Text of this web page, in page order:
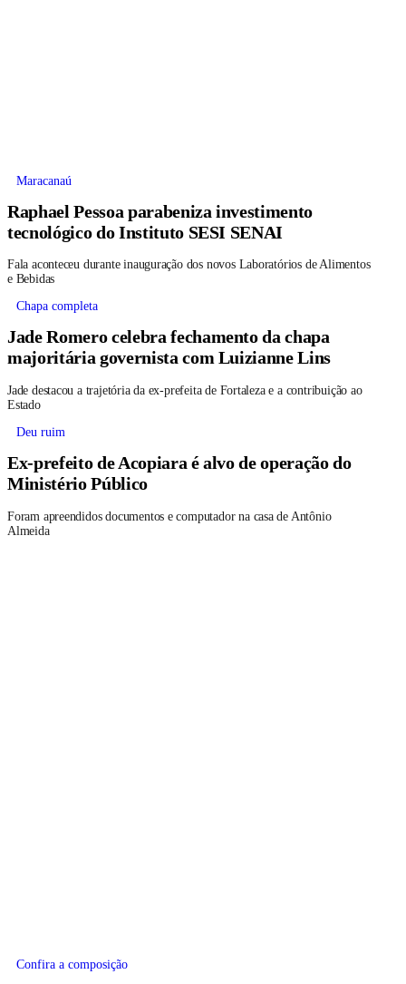
Maracanaú
Raphael Pessoa parabeniza investimento
tecnológico do Instituto SESI SENAI
Fala aconteceu durante inauguração dos novos Laboratórios de Alimentos
e Bebidas
Chapa completa
Jade Romero celebra fechamento da chapa
majoritária governista com Luizianne Lins
Jade destacou a trajetória da ex-prefeita de Fortaleza e a contribuição ao
Estado
Deu ruim
Ex-prefeito de Acopiara é alvo de operação do
Ministério Público
Foram apreendidos documentos e computador na casa de Antônio
Almeida
Confira a composição